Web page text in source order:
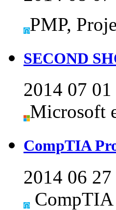
PMP,
SECOND
2014 07 01
Microsoft
CompTIA
2014 06 27
CompTIA